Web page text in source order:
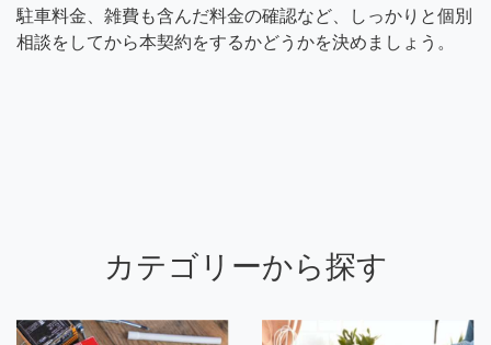
駐車料金、雑費も含んだ料金の確認など、しっかりと個別
相談をしてから本契約をするかどうかを決めましょう。
カテゴリーから探す